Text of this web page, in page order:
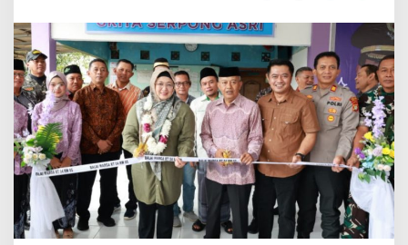
a
,
W
a
b
u
p
I
n
t
a
n
N
u